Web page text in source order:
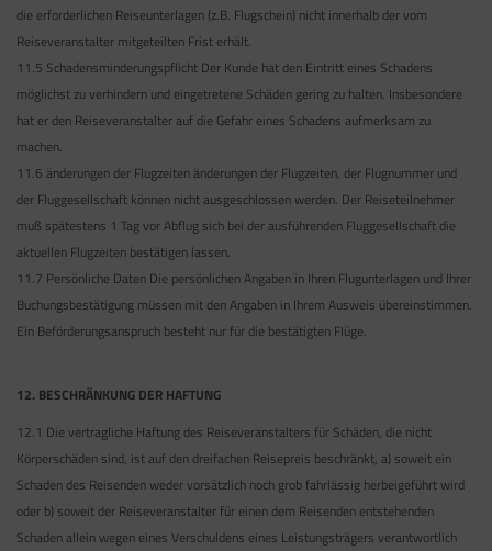
die erforderlichen Reiseunterlagen (z.B. Flugschein) nicht innerhalb der vom
Reiseveranstalter mitgeteilten Frist erhält.
11.5 Schadensminderungspflicht Der Kunde hat den Eintritt eines Schadens
möglichst zu verhindern und eingetretene Schäden gering zu halten. Insbesondere
hat er den Reiseveranstalter auf die Gefahr eines Schadens aufmerksam zu
machen.
11.6 änderungen der Flugzeiten änderungen der Flugzeiten, der Flugnummer und
der Fluggesellschaft können nicht ausgeschlossen werden. Der Reiseteilnehmer
muß spätestens 1 Tag vor Abflug sich bei der ausführenden Fluggesellschaft die
aktuellen Flugzeiten bestätigen lassen.
11.7 Persönliche Daten Die persönlichen Angaben in Ihren Flugunterlagen und Ihrer
Buchungsbestätigung müssen mit den Angaben in Ihrem Ausweis übereinstimmen.
Ein Beförderungsanspruch besteht nur für die bestätigten Flüge.
12. BESCHRÄNKUNG DER HAFTUNG
12.1 Die vertragliche Haftung des Reiseveranstalters für Schäden, die nicht
Körperschäden sind, ist auf den dreifachen Reisepreis beschränkt, a) soweit ein
Schaden des Reisenden weder vorsätzlich noch grob fahrlässig herbeigeführt wird
oder b) soweit der Reiseveranstalter für einen dem Reisenden entstehenden
Schaden allein wegen eines Verschuldens eines Leistungsträgers verantwortlich